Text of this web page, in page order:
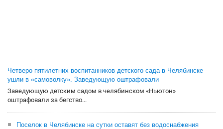
Четверо пятилетних воспитанников детского сада в Челябинске
ушли в «самоволку». Заведующую оштрафовали
Заведующую детским садом в челябинском «Ньютон»
оштрафовали за бегство...
Поселок в Челябинске на сутки оставят без водоснабжения